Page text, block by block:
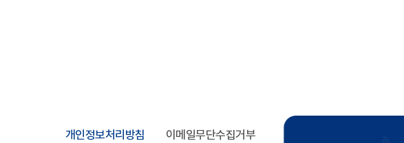
개인정보처리방침 이메일무단수집거부